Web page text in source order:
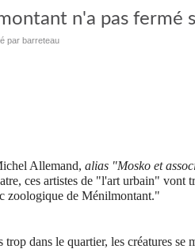
n'a pas fermé
par barreteau
Allemand, alias "Mosko et
ces artistes de "l'art urbain" vont
zoologique de Ménilmontant."
trop dans le quartier, les créatures